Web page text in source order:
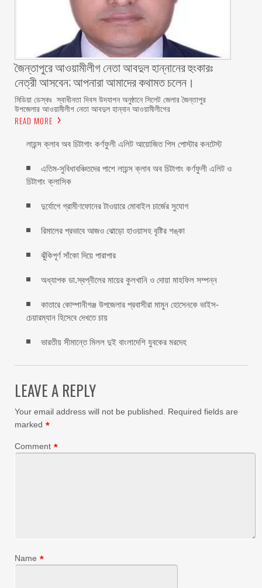
জৈন্তাপুরে আওয়ামীলীগ নেতা আবদুল হান্নানের হুংকারঃ
নেত্রী আসবেন; আপনারা আমাদের কথামত চলেন।
মিডিয়া ডেস্কঃ স্বাধীনতা দিবস উদযাপন অনুষ্ঠানে সিলেট জেলার জৈন্তাপুর
উপজেলার আওয়ামীলীগ নেতা আবদুল হান্নান আওয়ামীলীগের
READ MORE
লায়ন্স ক্লাব অব চিটাগাং কর্ণফুলী এলিট আয়োজিত পিস পোস্টার কনটেস্ট
এতিম-সুবিধাবঞ্চিতদের পাশে লায়ন্স ক্লাব অব চিটাগাং কর্ণফুলী এলিট ও
চিটাগাং ক্লাসিক
দুর্যোগে গ্রামীণফোনের টাওয়ারে মোবাইল চার্জের সুযোগ
রিমালের প্রভাবে আজও ঝোড়ো হাওয়াসহ বৃষ্টির শঙ্কা
ঝুঁকিপূর্ণ সাঁকো দিয়ে পারাপার
অধ্যাপক ডা.স্বপ্নীলের মায়ের কুলখানি ও দোয়া মাহফিল সম্পন্ন
কাতারে কোম্পানীগঞ্জ উপজেলার প্রবাসীরা মামুন হোসেনকে ভাইস-
চেয়ারম্যান হিসেবে দেখতে চায়
ভারতীয় সীমান্তে মিলল দুই বাংলাদেশি যুবকের মরদেহ
LEAVE A REPLY
Your email address will not be published.
Required fields are
marked *
Comment *
Name *